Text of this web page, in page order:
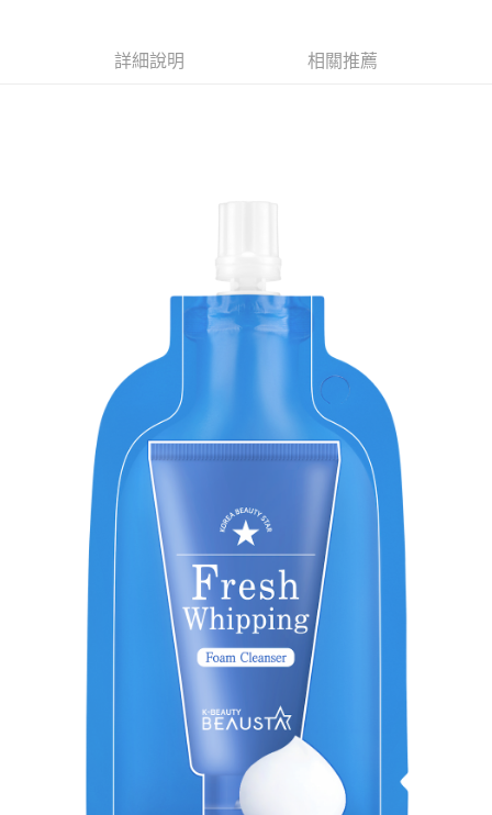
「AFTEE先享後付」，若未經同意申辦者引起之損失，本公司不負相關責
每筆NT$100，滿NT$790(含以上)免運費
詳細說明 相關推薦